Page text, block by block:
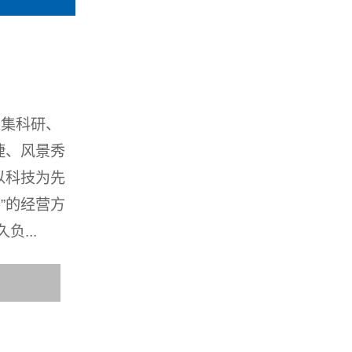
科研、
、风景秀
科技为先
的经营方
负...